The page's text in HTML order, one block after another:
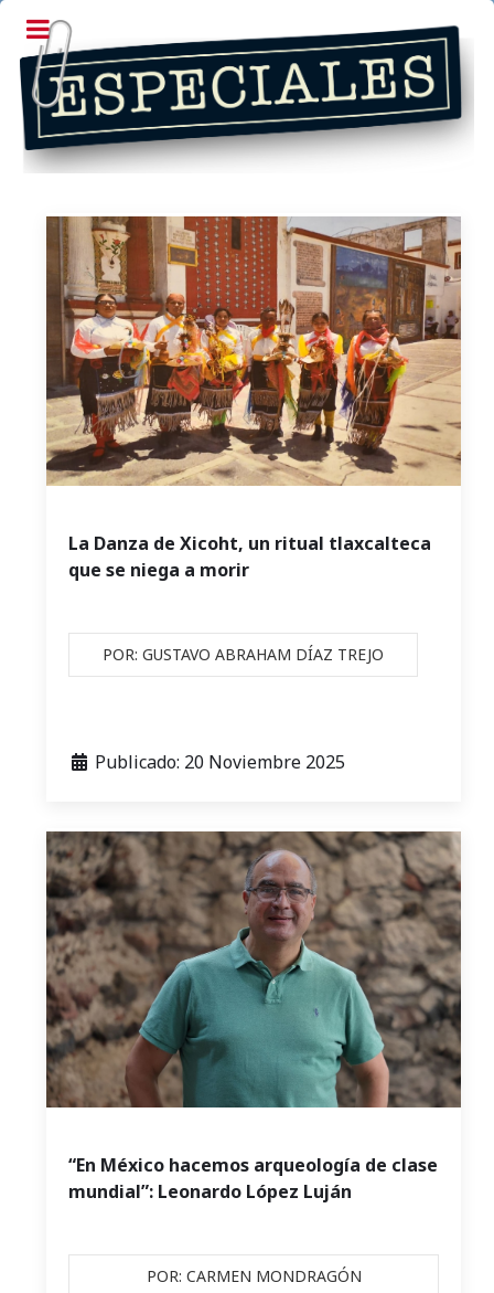
La Danza de Xicoht, un ritual tlaxcalteca
que se niega a morir
POR: GUSTAVO ABRAHAM DÍAZ TREJO
Publicado: 20 Noviembre 2025
“En México hacemos arqueología de clase
mundial”: Leonardo López Luján
POR: CARMEN MONDRAGÓN